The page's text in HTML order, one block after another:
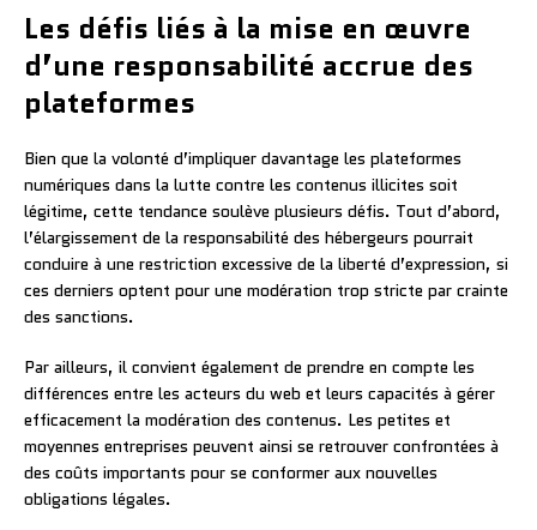
Les défis liés à la mise en œuvre
d’une responsabilité accrue des
plateformes
Bien que la volonté d’impliquer davantage les plateformes
numériques dans la lutte contre les contenus illicites soit
légitime, cette tendance soulève plusieurs défis. Tout d’abord,
l’élargissement de la responsabilité des hébergeurs pourrait
conduire à une restriction excessive de la liberté d’expression, si
ces derniers optent pour une modération trop stricte par crainte
des sanctions.
Par ailleurs, il convient également de prendre en compte les
différences entre les acteurs du web et leurs capacités à gérer
efficacement la modération des contenus. Les petites et
moyennes entreprises peuvent ainsi se retrouver confrontées à
des coûts importants pour se conformer aux nouvelles
obligations légales.